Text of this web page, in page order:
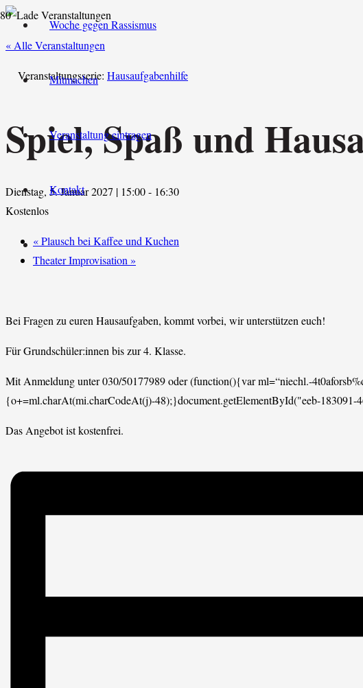
Woche gegen Rassismus
Mitmachen
Veranstaltung eintragen
Kontakt
« Alle Veranstaltungen
Veranstaltungsserie: Hausaufgabenhilfe
Spiel, Spaß und
Dienstag, 5. Januar 2027 | 15:00- 16:30
Kostenlos
«Plausch bei Kaffee und Kuchen
Theater Improvisation»
Bei Fragen zu euren Hausaufgaben, kommt vorbei, wir unterstützen euch!
Für Grundschüler:innen bis zur 4. Klasse.
Mit Anmeldung unter 030/50177989 oder(function(){var ml=“niechl.-
{o+=ml.charAt(mi.charCodeAt(j)-48);}document.getElementById("eeb-
Das Angebot ist kostenfrei.